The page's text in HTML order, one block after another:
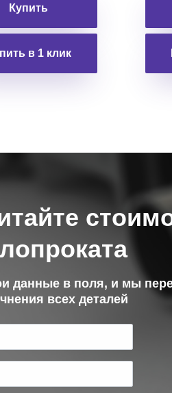
Купить
в 1 клик
данные в поля, и мы
всех деталей